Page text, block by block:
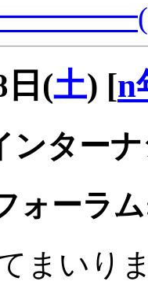
日(土) [n
ンター
ォーラ
まいり